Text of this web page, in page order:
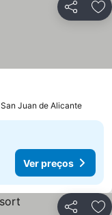
Partilhar
Juan de Alicante
Ver preços